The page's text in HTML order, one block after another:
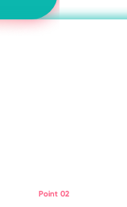
Point 02